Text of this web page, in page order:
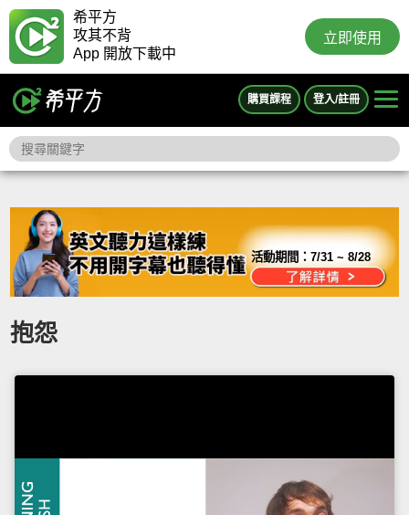
希平方
攻其不背
App 開放下載中
立即使用
購買課程 登入/註冊
活動期間：7/31 ~ 8/28
抱怨